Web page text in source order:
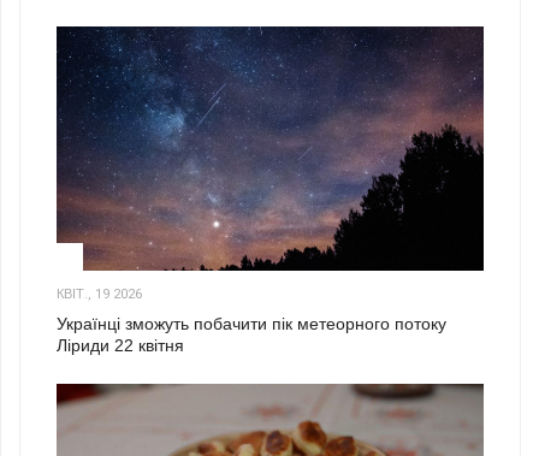
КВІТ., 19 2026
Українці зможуть побачити пік метеорного потоку
Ліриди 22 квітня